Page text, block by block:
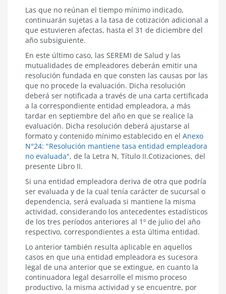
Las que no reúnan el tiempo mínimo indicado,
continuarán sujetas a la tasa de cotización adicional a
que estuvieren afectas, hasta el 31 de diciembre del
año subsiguiente.
En este último caso, las SEREMI de Salud y las
mutualidades de empleadores deberán emitir una
resolución fundada en que consten las causas por las
que no procede la evaluación. Dicha resolución
deberá ser notificada a través de una carta certificada
a la correspondiente entidad empleadora, a más
tardar en septiembre del año en que se realice la
evaluación. Dicha resolución deberá ajustarse al
formato y contenido mínimo establecido en el Anexo
N°24: "Resolución mantiene tasa entidad empleadora
no evaluada", de la Letra N, Título II.Cotizaciones, del
presente Libro II.
Si una entidad empleadora deriva de otra que podría
ser evaluada y de la cual tenía carácter de sucursal o
dependencia, será evaluada si mantiene la misma
actividad, considerando los antecedentes estadísticos
de los tres períodos anteriores al 1º de julio del año
respectivo, correspondientes a esta última entidad.
Lo anterior también resulta aplicable en aquellos
casos en que una entidad empleadora es sucesora
legal de una anterior que se extingue, en cuanto la
continuadora legal desarrolle el mismo proceso
productivo, la misma actividad y se encuentre, por